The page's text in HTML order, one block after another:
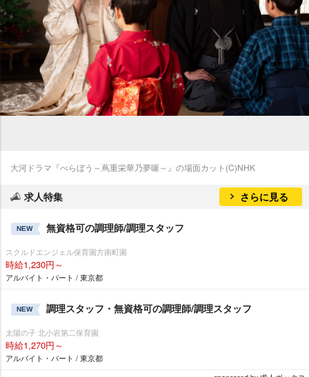
大河ドラマ『べらぼう～蔦重栄華乃夢噺～』の場面カット(C)NHK
求人特集 さらに見る
NEW 無資格可の調理師/調理スタッフ
スクルドエンジェル保育園方南町園
時給1,230円～
アルバイト・パート / 東京都
NEW 調理スタッフ・無資格可の調理師/調理スタッフ
太陽の子 北小岩第二保育園
時給1,270円～
アルバイト・パート / 東京都